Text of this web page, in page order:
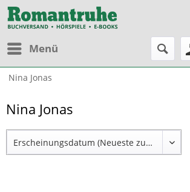
Menü
Nina Jonas
Nina Jonas